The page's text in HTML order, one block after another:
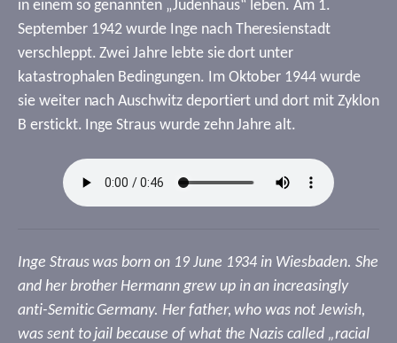
in einem so genannten „Judenhaus“ leben. Am 1.
September 1942 wurde Inge nach Theresienstadt
verschleppt. Zwei Jahre lebte sie dort unter
katastrophalen Bedingungen. Im Oktober 1944 wurde
sie weiter nach Auschwitz deportiert und dort mit Zyklon
B erstickt. Inge Straus wurde zehn Jahre alt.
Inge Straus was born on 19 June 1934 in Wiesbaden. She
and her brother Hermann grew up in an increasingly
anti-Semitic Germany. Her father, who was not Jewish,
was sent to jail because of what the Nazis called „racial